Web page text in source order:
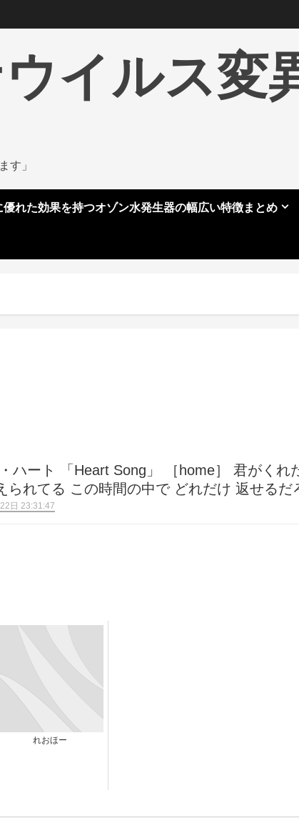
イルス変
す」
れた効果を持つオゾン水発生器の幅広い特徴まとめ
ハート 「Heart Song」 ［home］ 君がくれ
られてる この時間の中で どれだけ 返せるだ
日 23:31:47
れおほー